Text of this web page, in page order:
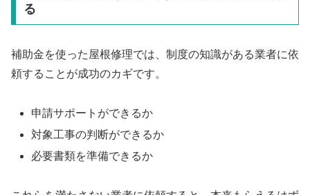
る
補助金を使った屋根修理では、制度の知識がある業者に依
頼することが成功のカギです。
申請サポートができるか
対象工事の判断ができるか
必要書類を準備できるか